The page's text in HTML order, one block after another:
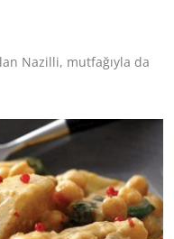
Nazilli, mutfağıyla da